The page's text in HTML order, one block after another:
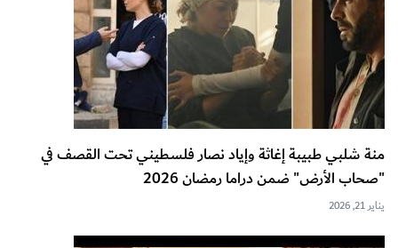
منة شلبي طبيبة إغاثة وإياد نصار فلسطيني تحت القصف في
"صحاب الأرض" ضمن دراما رمضان 2026
يناير 21, 2026